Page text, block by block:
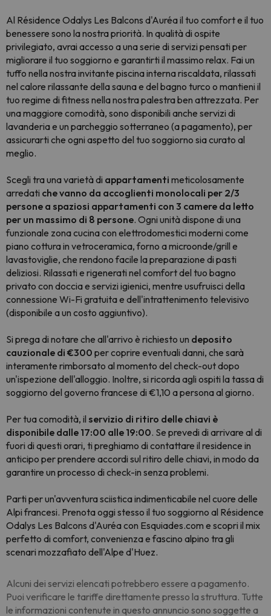
Al Résidence Odalys Les Balcons d'Auréa il tuo comfort e il tuo
benessere sono la nostra priorità. In qualità di ospite
privilegiato, avrai accesso a una serie di servizi pensati per
migliorare il tuo soggiorno e garantirti il massimo relax. Fai un
tuffo nella nostra invitante piscina interna riscaldata, rilassati
nel calore rilassante della sauna e del bagno turco o mantieni il
tuo regime di fitness nella nostra palestra ben attrezzata. Per
una maggiore comodità, sono disponibili anche servizi di
lavanderia e un parcheggio sotterraneo (a pagamento), per
assicurarti che ogni aspetto del tuo soggiorno sia curato al
meglio.
Scegli tra una varietà di appartamenti meticolosamente
arredati che vanno da accoglienti monolocali per 2/3
persone a spaziosi appartamenti con 3 camere da letto
per un massimo di 8 persone. Ogni unità dispone di una
funzionale zona cucina con elettrodomestici moderni come
piano cottura in vetroceramica, forno a microonde/grill e
lavastoviglie, che rendono facile la preparazione di pasti
deliziosi. Rilassati e rigenerati nel comfort del tuo bagno
privato con doccia e servizi igienici, mentre usufruisci della
connessione Wi-Fi gratuita e dell'intrattenimento televisivo
(disponibile a un costo aggiuntivo).
Si prega di notare che all'arrivo è richiesto un deposito
cauzionale di €300 per coprire eventuali danni, che sarà
interamente rimborsato al momento del check-out dopo
un'ispezione dell'alloggio. Inoltre, si ricorda agli ospiti la tassa di
soggiorno del governo francese di €1,10 a persona al giorno.
Per tua comodità, il servizio di ritiro delle chiavi è
disponibile dalle 17:00 alle 19:00. Se prevedi di arrivare al di
fuori di questi orari, ti preghiamo di contattare il residence in
anticipo per prendere accordi sul ritiro delle chiavi, in modo da
garantire un processo di check-in senza problemi.
Parti per un'avventura sciistica indimenticabile nel cuore delle
Alpi francesi. Prenota oggi stesso il tuo soggiorno al Résidence
Odalys Les Balcons d'Auréa con Esquiades.com e scopri il mix
perfetto di comfort, convenienza e fascino alpino tra gli
scenari mozzafiato dell'Alpe d'Huez.
Alcuni dei servizi elencati potrebbero essere a pagamento.
Puoi verificare le tariffe direttamente presso la struttura. Tutte
le informazioni contenute in questo annuncio sono soggette a